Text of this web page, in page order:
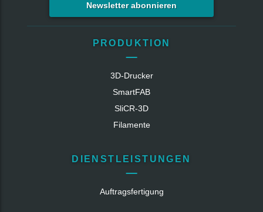
Newsletter abonnieren
PRODUKTION
3D-Drucker
SmartFAB
SliCR‑3D
Filamente
DIENSTLEISTUNGEN
Auftragsfertigung